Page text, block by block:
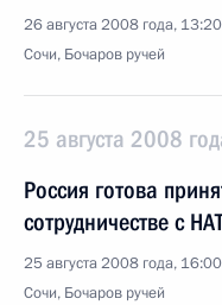
26 августа 2008 года, 13:20
Сочи, Бочаров ручей
25 августа 2008
Россия готова
сотрудничестве с
25 августа 2008 года, 16:00
Сочи, Бочаров ручей